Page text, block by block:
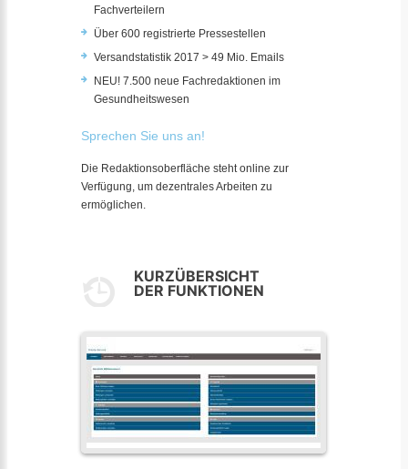
Fachverteilern
Über 600 registrierte Pressestellen
Versandstatistik 2017 > 49 Mio. Emails
NEU! 7.500 neue Fachredaktionen im
Gesundheitswesen
Sprechen Sie uns an!
Die Redaktionsoberfläche steht online zur
Verfügung, um dezentrales Arbeiten zu
ermöglichen.
KURZÜBERSICHT
DER FUNKTIONEN